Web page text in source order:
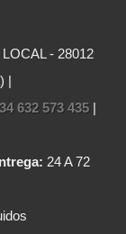
- 28012
|
632 573 435|
24 A 72